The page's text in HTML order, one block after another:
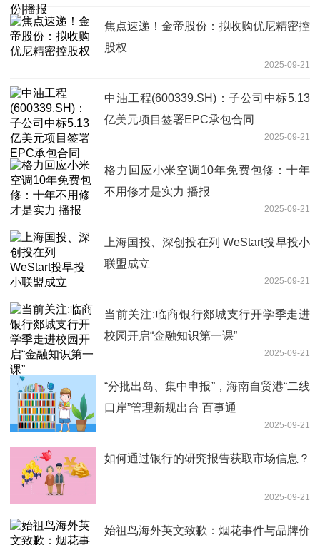
焦点速递！金帝股份：拟收购优尼精密控
股权
2025-09-21
中油工程(600339.SH)：子公司中标5.13
亿美元项目签署EPC承包合同
2025-09-21
格力回应小米空调10年免费包修：十年
不用修才是实力 播报
2025-09-21
上海国投、深创投在列 WeStart投早投小
联盟成立
2025-09-21
当前关注:临商银行郯城支行开学季走进
校园开启“金融知识第一课”
2025-09-21
“分批出岛、集中申报”，海南自贸港“二线
口岸”管理新规出台 百事通
2025-09-21
如何通过银行的研究报告获取市场信息？
2025-09-21
始祖鸟海外英文致歉：烟花事件与品牌价